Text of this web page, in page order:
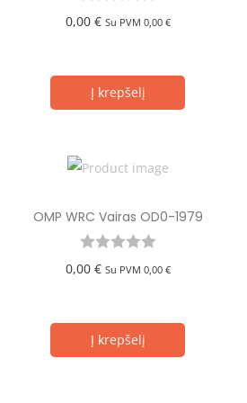
0,00 € Su PVM 0,00 €
Į krepšelį
OMP WRC Vairas OD0-1979
0,00 € Su PVM 0,00 €
Į krepšelį